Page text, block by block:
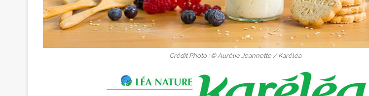
Crédit Photo : © Aurélie Jeannette / Karéléa